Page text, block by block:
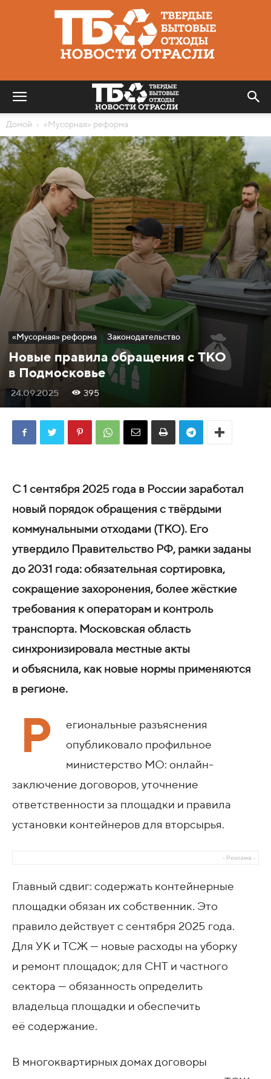
Твердые
бытовые
отходы
|
Домой «Мусорная» реформа
«Мусорная» реформа Законодательство
Новые правила обращения с ТКО
в Подмосковье
24.09.2025 395
С 1 сентября 2025 года в России заработал
новый порядок обращения с твёрдыми
коммунальными отходами (ТКО). Его
утвердило Правительство РФ, рамки заданы
до 2031 года: обязательная сортировка,
сокращение захоронения, более жёсткие
требования к операторам и контроль
транспорта. Московская область
синхронизировала местные акты
и объяснила, как новые нормы применяются
в регионе.
Р
егиональные разъяснения
опубликовало профильное
министерство МО: онлайн-
заключение договоров, уточнение
ответственности за площадки и правила
установки контейнеров для вторсырья.
- Реклама -
Главный сдвиг: содержать контейнерные
площадки обязан их собственник. Это
правило действует с сентября 2025 года.
Для УК и ТСЖ — новые расходы на уборку
и ремонт площадок; для СНТ и частного
сектора — обязанность определить
владельца площадки и обеспечить
её содержание.
В многоквартирных домах договоры